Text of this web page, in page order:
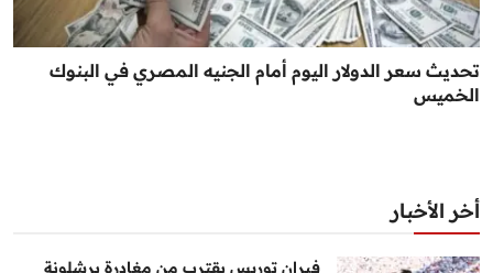
تحديث سعر الدولار اليوم أمام الجنيه المصري في البنوك
الخميس
أخر الأخبار
فيران توريس يقترب من مغادرة برشلونة